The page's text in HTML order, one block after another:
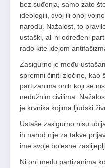
bez suđenja, samo zato
ideologiji, ovoj ili onoj
narodu. Nažalost, to
ustaški, ali ni određeni
rado kite idejom
Zasigurno je među
spremni činiti zločine, kao
partizanima onih koji se
nedužnim civilima.
je krvnika kojima ljudski
Ustaše zasigurno nisu
ih narod nije za takve
ime svoje bolesne
Ni oni među partizanima